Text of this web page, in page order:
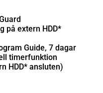
på extern HDD*
Guide, 7 dagar
timerfunktion
HDD* ansluten)